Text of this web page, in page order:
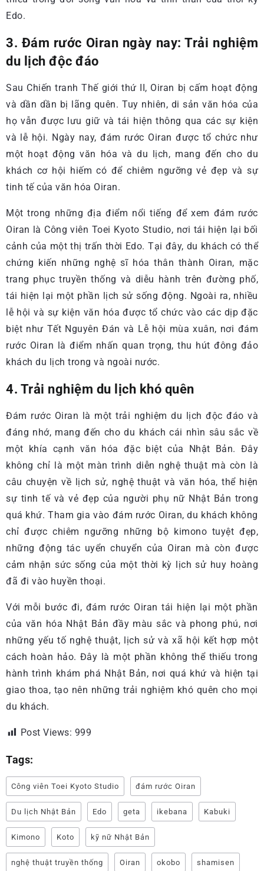
Edo.
3. Đám rước Oiran ngày nay: Trải nghiệm
du lịch độc đáo
Sau Chiến tranh Thế giới thứ II, Oiran bị cấm hoạt động
và dần dần bị lãng quên. Tuy nhiên, di sản văn hóa của
họ vẫn được lưu giữ và tái hiện thông qua các sự kiện
và lễ hội. Ngày nay, đám rước Oiran được tổ chức như
một hoạt động văn hóa và du lịch, mang đến cho du
khách cơ hội hiếm có để chiêm ngưỡng vẻ đẹp và sự
tinh tế của văn hóa Oiran.
Một trong những địa điểm nổi tiếng để xem đám rước
Oiran là Công viên Toei Kyoto Studio, nơi tái hiện lại bối
cảnh của một thị trấn thời Edo. Tại đây, du khách có thể
chứng kiến những nghệ sĩ hóa thân thành Oiran, mặc
trang phục truyền thống và diễu hành trên đường phố,
tái hiện lại một phần lịch sử sống động. Ngoài ra, nhiều
lễ hội và sự kiện văn hóa được tổ chức vào các dịp đặc
biệt như Tết Nguyên Đán và Lễ hội mùa xuân, nơi đám
rước Oiran là điểm nhấn quan trọng, thu hút đông đảo
khách du lịch trong và ngoài nước.
4. Trải nghiệm du lịch khó quên
Đám rước Oiran là một trải nghiệm du lịch độc đáo và
đáng nhớ, mang đến cho du khách cái nhìn sâu sắc về
một khía cạnh văn hóa đặc biệt của Nhật Bản. Đây
không chỉ là một màn trình diễn nghệ thuật mà còn là
câu chuyện về lịch sử, nghệ thuật và văn hóa, thể hiện
sự tinh tế và vẻ đẹp của người phụ nữ Nhật Bản trong
quá khứ. Tham gia vào đám rước Oiran, du khách không
chỉ được chiêm ngưỡng những bộ kimono tuyệt đẹp,
những động tác uyển chuyển của Oiran mà còn được
cảm nhận sức sống của một thời kỳ lịch sử huy hoàng
đã đi vào huyền thoại.
Với mỗi bước đi, đám rước Oiran tái hiện lại một phần
của văn hóa Nhật Bản đầy màu sắc và phong phú, nơi
những yếu tố nghệ thuật, lịch sử và xã hội kết hợp một
cách hoàn hảo. Đây là một phần không thể thiếu trong
hành trình khám phá Nhật Bản, nơi quá khứ và hiện tại
giao thoa, tạo nên những trải nghiệm khó quên cho mọi
du khách.
Post Views: 999
Tags:
Công viên Toei Kyoto Studio đám rước Oiran
Du lịch Nhật Bản Edo geta ikebana Kabuki
Kimono Koto kỹ nữ Nhật Bản
nghệ thuật truyền thống Oiran okobo shamisen